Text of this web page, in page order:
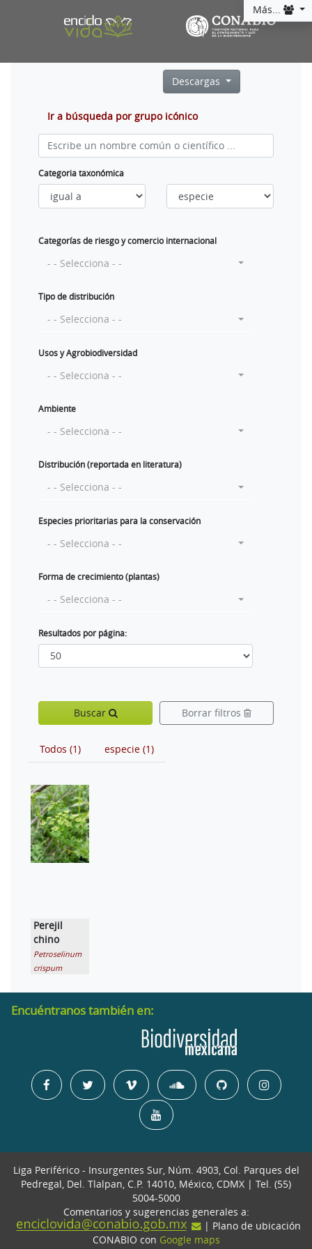
Más...
Descargas
Ir a búsqueda por grupo icónico
Categoria taxonómica
Categorías de riesgo y comercio internacional
- - Selecciona - -
Tipo de distribución
- - Selecciona - -
Usos y Agrobiodiversidad
- - Selecciona - -
Ambiente
- - Selecciona - -
Distribución (reportada en literatura)
- - Selecciona - -
Especies prioritarias para la conservación
- - Selecciona - -
Forma de crecimiento (plantas)
- - Selecciona - -
Resultados por página:
Buscar Borrar filtros
Todos (1) especie (1)
Perejil
chino
Petroselinum
crispum
Encuéntranos también en:
Liga Periférico - Insurgentes Sur, Núm. 4903, Col. Parques del
Pedregal, Del. Tlalpan, C.P. 14010, México, CDMX | Tel. (55)
5004-5000
Comentarios y sugerencias generales a:
| Plano de ubicación
CONABIO con Google maps